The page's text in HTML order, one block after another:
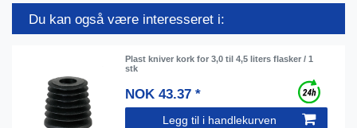
Du kan også være interesseret i:
Plast kniver kork for 3,0 til 4,5 liters flasker / 1
stk
NOK 43.37 *
Legg til i handlekurven